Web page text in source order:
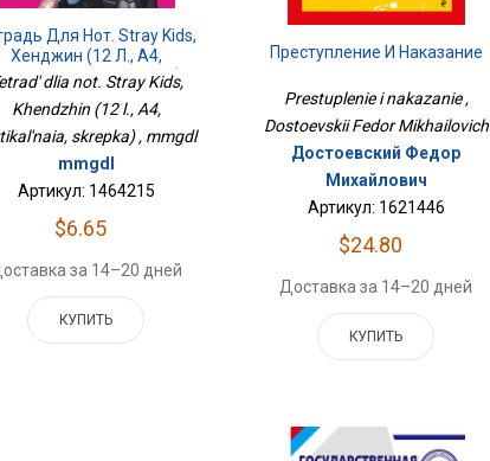
Для Нот. Stray Kids,
Хенджин (12 Л., А4,
Скрепка)
dlia not. Stray Kids,
Khendzhin (12 l., A4,
skrepka) , mmgdl
mmgdl
Артикул: 1464215
$6.65
за 14–20 дней
КУПИТЬ
Преступление И Наказание
Prestuplenie i nakazanie ,
Dostoevskii Fedor Mikhailovich
Достоевский Федор
Михайлович
Артикул: 1621446
$24.80
Доставка за 14–20 дней
КУПИТЬ